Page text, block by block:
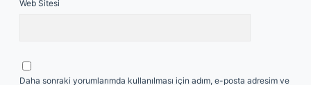
Web Sitesi
Daha sonraki yorumlarımda kullanılması için adım, e-posta adresim ve